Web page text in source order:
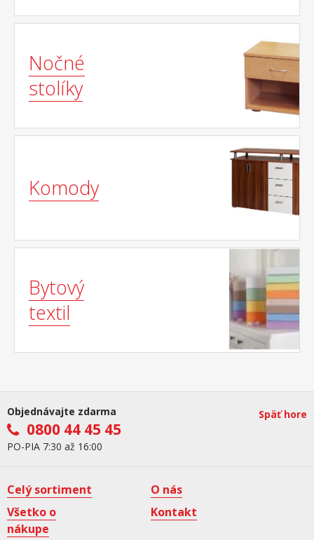
Nočné
stolíky
Komody
Bytový
textil
Objednávajte zdarma
0800 44 45 45
PO-PIA 7:30 až 16:00
Späť hore
Celý sortiment
O nás
Všetko o
nákupe
Kontakt